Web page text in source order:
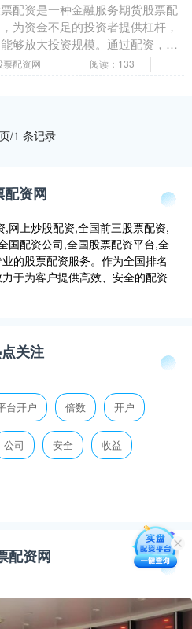
配资是一种金融服务期货股票配
为资金不足的投资者提供杠杆，
够放大投资规模。通过配资，投
借入资金来购买股票，从而提高
配资网 阅读：133
/1 条记录
配资网
,网上炒股配资,全国前三股票配资,
国配资公司,全国股票配资平台,全
的股票配资服务。作为全国排名
于为客户提供高效、安全的配资
关注
台开户 倍数 开户
公司 安全 收益
配资网